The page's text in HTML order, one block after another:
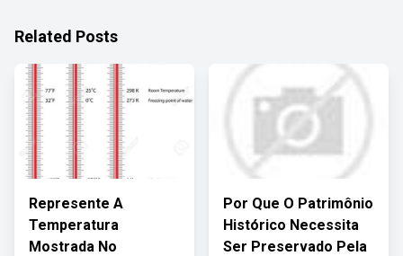
Related Posts
Represente A
Temperatura
Mostrada No
Por Que O Patrimônio
Histórico Necessita
Ser Preservado Pela